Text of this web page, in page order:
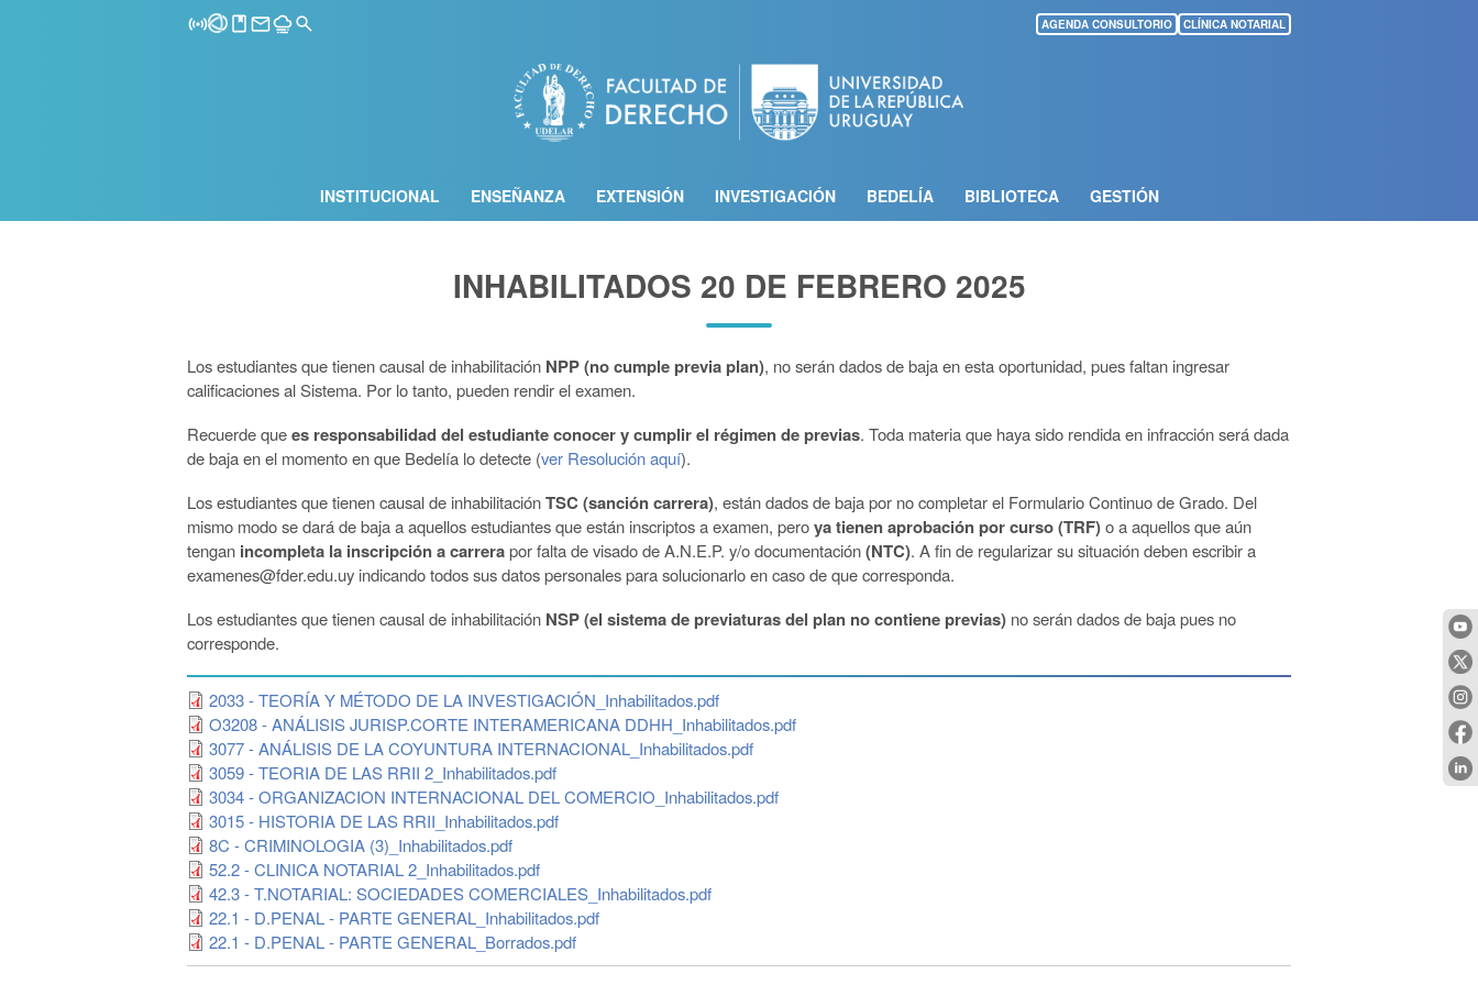
contenido
principal
AGENDA CONSULTORIO CLÍNICA NOTARIAL
INSTITUCIONAL ENSEÑANZA EXTENSIÓN INVESTIGACIÓN BEDELÍA BIBLIOTECA GESTIÓN
INHABILITADOS 20 DE FEBRERO 2025
Los estudiantes que tienen causal de inhabilitación NPP (no cumple previa plan), no serán dados de baja en esta oportunidad, pues faltan ingresar
calificaciones al Sistema. Por lo tanto, pueden rendir el examen.
Recuerde quees responsabilidad del estudiante conocer y cumplir el régimen de previas. Toda materia que haya sido rendida en infracción será dada
de baja en el momento en que Bedelía lo detecte (ver Resolución aquí).
Los estudiantes que tienen causal de inhabilitaciónTSC (sanción carrera), están dados de baja por no completar el Formulario Continuo de Grado. Del
mismo modo se dará de baja a aquellos estudiantes que están inscriptos a examen, peroya tienen aprobación por curso(TRF)o a aquellos que aún
tengan incompleta la inscripción a carrerapor falta de visado de A.N.E.P. y/o documentación(NTC). A fin de regularizar su situación deben escribir a
examenes@fder.edu.uy indicando todos sus datos personales para solucionarlo en caso de que corresponda.
Los estudiantes que tienen causal de inhabilitación NSP (el sistema de previaturas del plan no contiene previas) no serán dados de bajapues no
corresponde.
2033 - TEORÍA Y MÉTODO DE LA INVESTIGACIÓN_Inhabilitados.pdf
O3208 - ANÁLISIS JURISP.CORTE INTERAMERICANA DDHH_Inhabilitados.pdf
3077 - ANÁLISIS DE LA COYUNTURA INTERNACIONAL_Inhabilitados.pdf
3059 - TEORIA DE LAS RRII 2_Inhabilitados.pdf
3034 - ORGANIZACION INTERNACIONAL DEL COMERCIO_Inhabilitados.pdf
3015 - HISTORIA DE LAS RRII_Inhabilitados.pdf
8C - CRIMINOLOGIA (3)_Inhabilitados.pdf
52.2 - CLINICA NOTARIAL 2_Inhabilitados.pdf
42.3 - T.NOTARIAL: SOCIEDADES COMERCIALES_Inhabilitados.pdf
22.1 - D.PENAL - PARTE GENERAL_Inhabilitados.pdf
22.1 - D.PENAL - PARTE GENERAL_Borrados.pdf